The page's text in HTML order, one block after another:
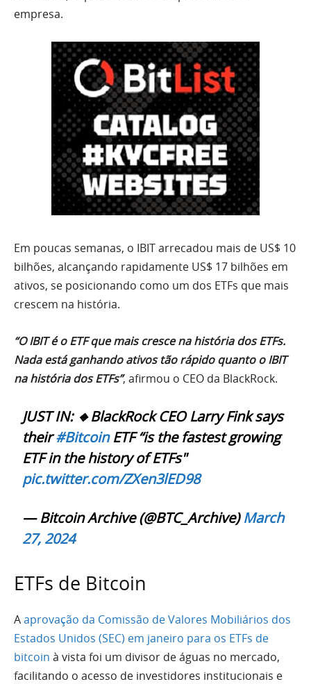
empresa.
Em poucas semanas, o IBIT arrecadou mais de US$ 10
bilhões, alcançando rapidamente US$ 17 bilhões em
ativos, se posicionando como um dos ETFs que mais
crescem na história.
“O IBIT é o ETF que mais cresce na história dos ETFs.
Nada está ganhando ativos tão rápido quanto o IBIT
na história dos ETFs”, afirmou o CEO da BlackRock.
JUST IN: 🔸BlackRock CEO Larry Fink says
their#BitcoinETF “is the fastest growing
ETF in the history of ETFs"
pic.twitter.com/ZXen3lED98
— Bitcoin Archive (@BTC_Archive)March
27, 2024
ETFs de Bitcoin
Aaprovação da Comissão de Valores Mobiliários dos
Estados Unidos (SEC) em janeiro para os ETFs de
bitcoin à vista foi um divisor de águas no mercado,
facilitando o acesso de investidores institucionais e